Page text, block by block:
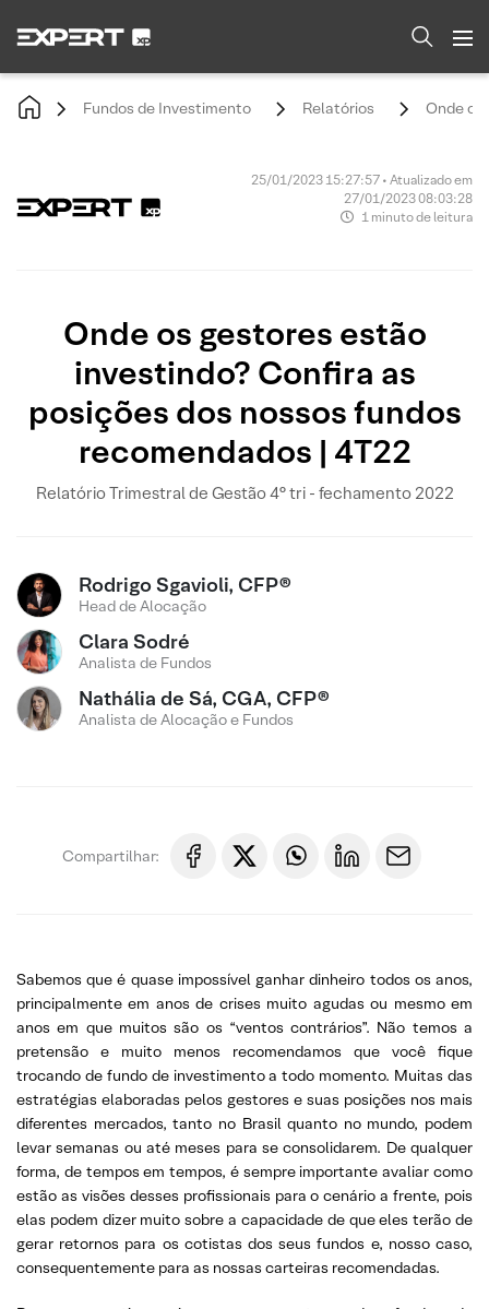
Fundos de Investimento Relatórios Onde os
25/01/2023 15:27:57 • Atualizado em
27/01/2023 08:03:28
1 minuto de leitura
Onde os gestores estão
investindo? Confira as
posições dos nossos fundos
recomendados | 4T22
Relatório Trimestral de Gestão 4° tri - fechamento 2022
Rodrigo Sgavioli, CFP®
Head de Alocação
Clara Sodré
Analista de Fundos
Nathália de Sá, CGA, CFP®
Analista de Alocação e Fundos
Compartilhar:
Sabemos que é quase impossível ganhar dinheiro todos os anos,
principalmente em anos de crises muito agudas ou mesmo em
anos em que muitos são os “ventos contrários”. Não temos a
pretensão e muito menos recomendamos que você fique
trocando de fundo de investimento a todo momento. Muitas das
estratégias elaboradas pelos gestores e suas posições nos mais
diferentes mercados, tanto no Brasil quanto no mundo, podem
levar semanas ou até meses para se consolidarem. De qualquer
forma, de tempos em tempos, é sempre importante avaliar como
estão as visões desses profissionais para o cenário a frente, pois
elas podem dizer muito sobre a capacidade de que eles terão de
gerar retornos para os cotistas dos seus fundos e, nosso caso,
consequentemente para as nossas carteiras recomendadas.